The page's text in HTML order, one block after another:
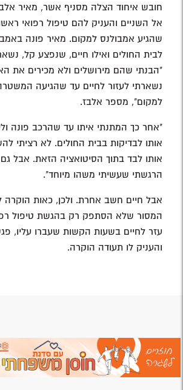
חובש איחוד הצלה מסניף אשר, מאיר
אל השניים והעניק להם טיפול רפואי
שהגיע אמבולנס למקום. מאיר פונה
לבית החולים ואילו חיים, שנפצע קל,
"הבנתי שהם מירושלים ולא מכירים את
נשארתי לעזור לחיים עד שהגיעה
למקום", מספר אלבז.
"אחר כך המתנתי איתו עד שהרכב פונה
אותו לבדיקות בבית החולים. לא רציתי
אותו לבד בתוך הסיטואציה הזאת. אבל
הרגשתי שעשיתי משהו מיוחד".
אבל חיים חשב אחרת. ולכן, כאות הוקרה
המסור שלא הסתפק רק בהגשת טיפול
עזר לחיים בשעות הקשות שעברו עליו,
והעניק לו תעודה הוקרה.